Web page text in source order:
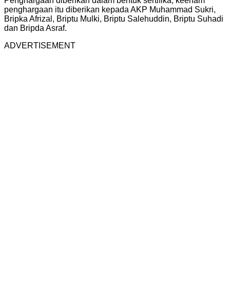
penghargaan itu diberikan kepada AKP Muhammad Sukri,
Bripka Afrizal, Briptu Mulki, Briptu Salehuddin, Briptu Suhadi
dan Bripda Asraf.
ADVERTISEMENT